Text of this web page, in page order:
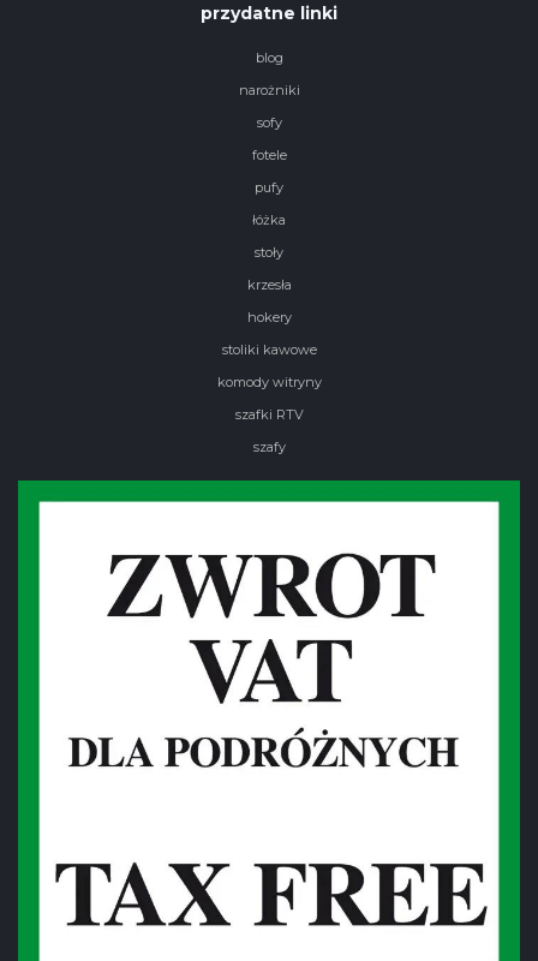
przydatne linki
blog
narożniki
sofy
fotele
pufy
łóżka
stoły
krzesła
hokery
stoliki kawowe
komody witryny
szafki RTV
szafy